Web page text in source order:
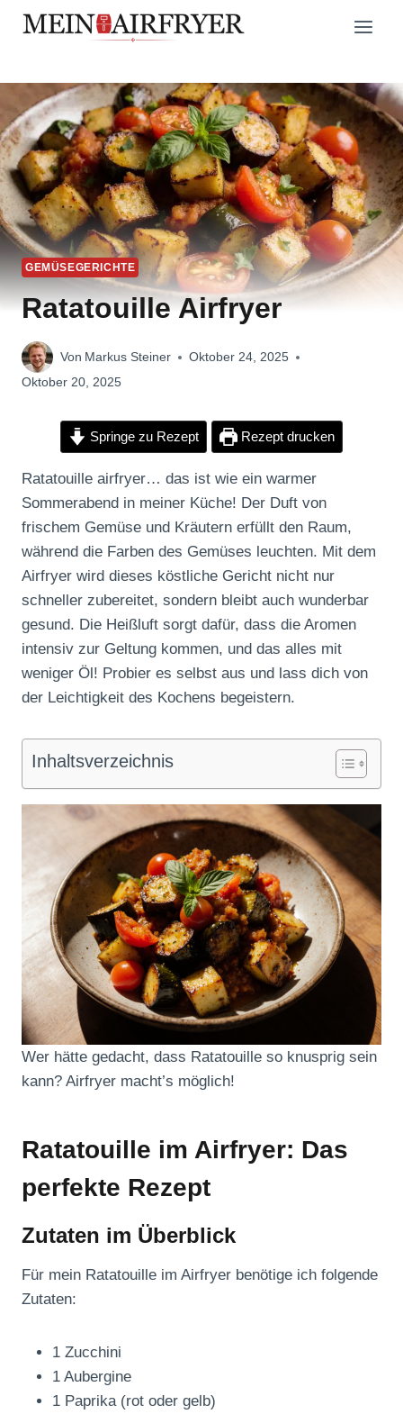
Zum
Inhalt
GEMÜSEGERICHTE
Ratatouille Airfryer
Von Markus Steiner
Oktober 24, 2025
Oktober 20, 2025
Springe zu Rezept Rezept drucken
Ratatouille airfryer… das ist wie ein warmer
Sommerabend in meiner Küche! Der Duft von
frischem Gemüse und Kräutern erfüllt den Raum,
während die Farben des Gemüses leuchten. Mit dem
Airfryer wird dieses köstliche Gericht nicht nur
schneller zubereitet, sondern bleibt auch wunderbar
gesund. Die Heißluft sorgt dafür, dass die Aromen
intensiv zur Geltung kommen, und das alles mit
weniger Öl! Probier es selbst aus und lass dich von
der Leichtigkeit des Kochens begeistern.
Inhaltsverzeichnis
Wer hätte gedacht, dass Ratatouille so knusprig sein
kann? Airfryer macht’s möglich!
Ratatouille im Airfryer: Das
perfekte Rezept
Zutaten im Überblick
Für mein Ratatouille im Airfryer benötige ich folgende
Zutaten:
1 Zucchini
1 Aubergine
1 Paprika (rot oder gelb)